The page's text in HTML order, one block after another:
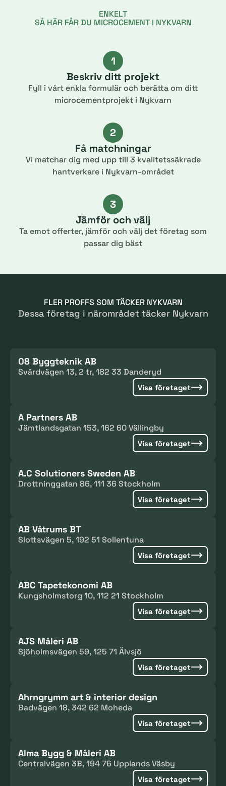
ENKELT
SÅ HÄR FÅR DU MICROCEMENT I NYKVARN
1
Beskriv ditt projekt
Fyll i vårt enkla formulär och berätta om ditt
microcementprojekt i Nykvarn
2
Få matchningar
Vi matchar dig med upp till 3 kvalitetssäkrade
hantverkare i Nykvarn-området
3
Jämför och välj
Ta emot offerter, jämför och välj det företag som
passar dig bäst
FLER PROFFS SOM TÄCKER NYKVARN
Dessa företag i närområdet täcker Nykvarn
08 Byggteknik AB
Svärdvägen 13, 2 tr, 182 33 Danderyd
Visa företaget
A Partners AB
Jämtlandsgatan 153, 162 60 Vällingby
Visa företaget
A.C Solutioners Sweden AB
Drottninggatan 86, 111 36 Stockholm
Visa företaget
AB Våtrums BT
Slottsvägen 5, 192 51 Sollentuna
Visa företaget
ABC Tapetekonomi AB
Kungsholmstorg 10, 112 21 Stockholm
Visa företaget
AJS Måleri AB
Sjöholmsvägen 59, 125 71 Älvsjö
Visa företaget
Ahrngrymm art & interior design
Badvägen 18, 342 62 Moheda
Visa företaget
Alma Bygg & Måleri AB
Centralvägen 3B, 194 76 Upplands Väsby
Visa företaget